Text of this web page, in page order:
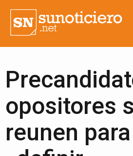
opositores
reunen para